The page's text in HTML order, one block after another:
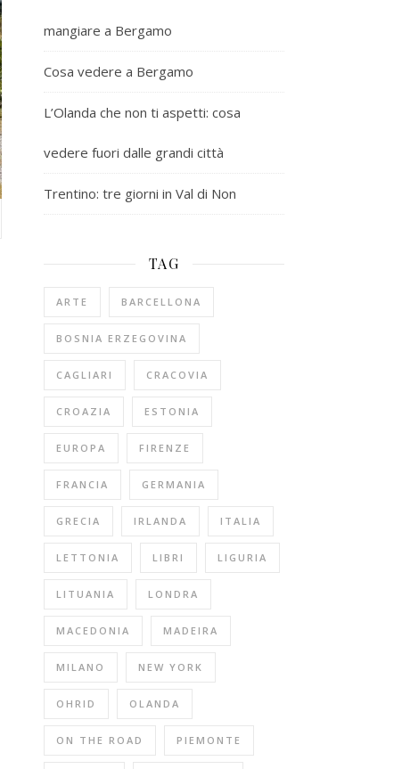
mangiare a Bergamo
Cosa vedere a Bergamo
L’Olanda che non ti aspetti: cosa
vedere fuori dalle grandi città
Trentino: tre giorni in Val di Non
TAG
ARTE BARCELLONA
BOSNIA ERZEGOVINA
CAGLIARI CRACOVIA
CROAZIA ESTONIA
EUROPA FIRENZE
FRANCIA GERMANIA
GRECIA IRLANDA ITALIA
LETTONIA LIBRI LIGURIA
LITUANIA LONDRA
MACEDONIA MADEIRA
MILANO NEW YORK
OHRID OLANDA
ON THE ROAD PIEMONTE